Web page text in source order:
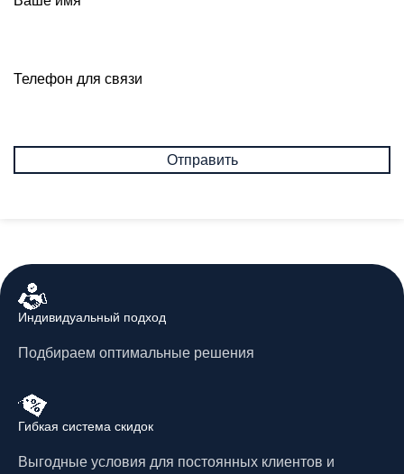
Телефон для связи
Индивидуальный подход
Подбираем оптимальные решения
Гибкая система скидок
Выгодные условия для постоянных клиентов и